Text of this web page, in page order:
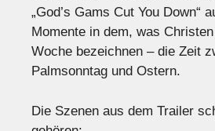
„God’s Gams Cut You Down“
Momente in dem, was
Woche bezeichnen – die Zeit
Palmsonntag und Ostern.
Die Szenen aus dem Trailer